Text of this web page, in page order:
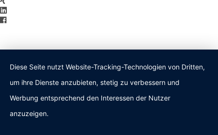
Diese Seite nutzt Website-Tracking-Technologien von Dritten,
um ihre Dienste anzubieten, stetig zu verbessern und
Werbung entsprechend den Interessen der Nutzer
anzuzeigen.